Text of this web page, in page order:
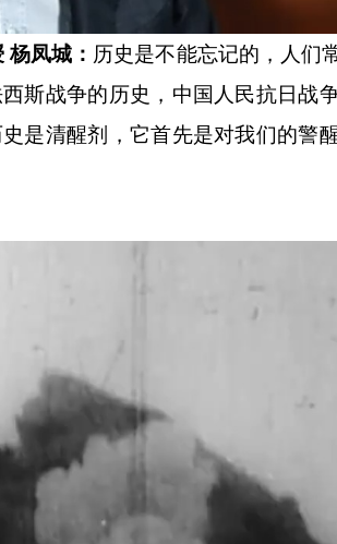
凤城： 历史是不能忘记的，人们
斯战争的历史，中国人民抗日战
是清醒剂，它首先是对我们的警